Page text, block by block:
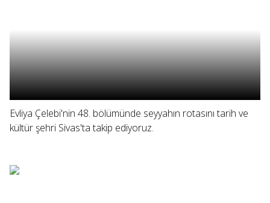
Evliya Çelebi'nin 48. bölümünde seyyahın rotasını tarih ve
kültür şehri Sivas'ta takip ediyoruz.